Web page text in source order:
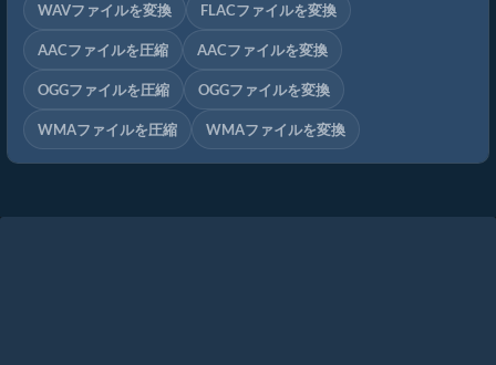
WAVファイルを変換 FLACファイルを変換
AACファイルを圧縮 AACファイルを変換
OGGファイルを圧縮 OGGファイルを変換
WMAファイルを圧縮 WMAファイルを変換